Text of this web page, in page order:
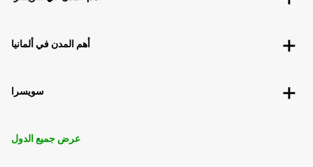
أهم المدن في ألمانيا
سويسرا
عرض جميع الدول